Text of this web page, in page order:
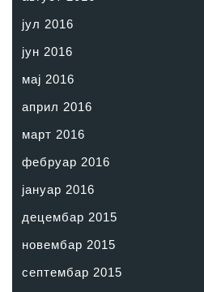
јул 2016
јун 2016
мај 2016
април 2016
март 2016
фебруар 2016
јануар 2016
децембар 2015
новембар 2015
септембар 2015